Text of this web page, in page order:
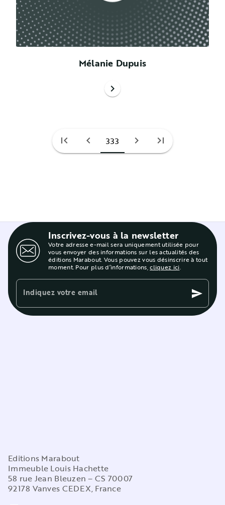
Mélanie Dupuis
chevron_right
first_page chevron_left 333 chevron_right last_page
Inscrivez-vous à la newsletter
Votre adresse e-mail sera uniquement utilisée pour
vous envoyer des informations sur les actualités des
éditions Marabout. Vous pouvez vous désinscrire à tout
moment. Pour plus d’informations,cliquez ici.
Indiquez votre email send
Editions Marabout
Immeuble Louis Hachette
58 rue Jean Bleuzen – CS 70007
92178 Vanves CEDEX, France